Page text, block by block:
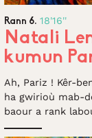
Rann 6. 18'16''
Natali
kumun
Ah, Pariz ! Kêr-
ha gwirioù mab-
baour a rank